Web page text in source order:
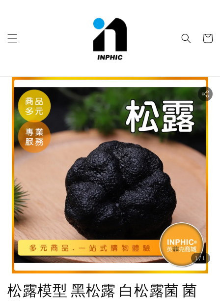
1/1
松露模型 黑松露 白松露菌 菌